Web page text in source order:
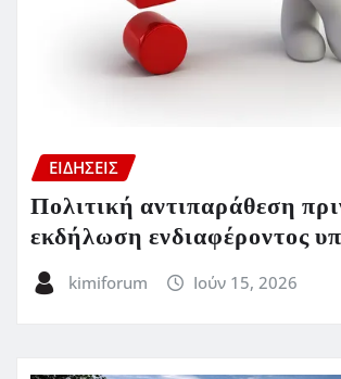
ΕΙΔΗΣΕΙΣ
Πολιτική αντιπαράθεση
εκδήλωση ενδιαφέροντος
kimiforum Ιούν 15, 2026